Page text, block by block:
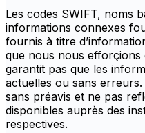
Les codes SWIFT, noms
informations connexes
fournis à titre
que nous nous efforçions
garantit pas que les
actuelles ou sans
sans préavis et ne pas
disponibles auprès des
respectives.